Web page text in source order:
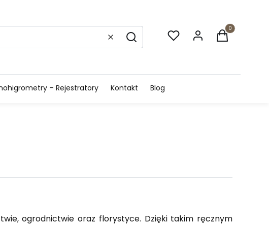
WyczyśćSzukaj
Produkty w
– Rejestratory Kontakt Blog
ogrodnictwie oraz florystyce. Dzięki takim ręcznym